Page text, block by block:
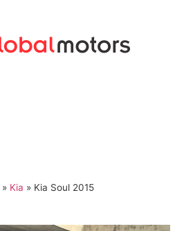
» Kia » Kia Soul 2015